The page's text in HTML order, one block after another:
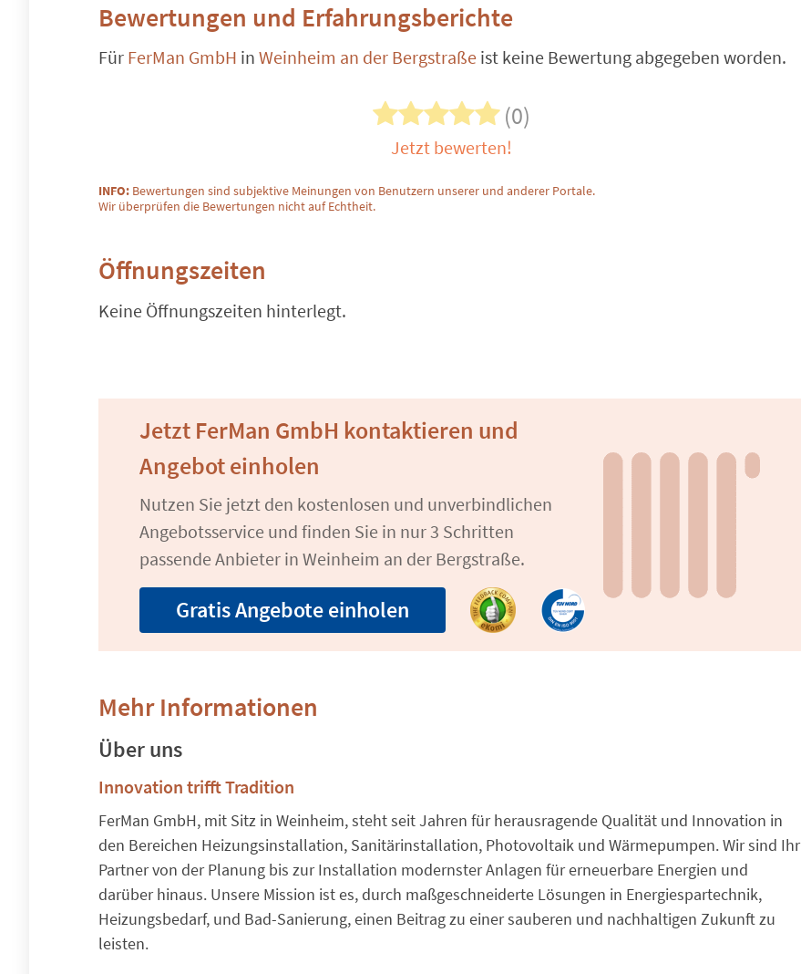
Bewertungen und Erfahrungsberichte
Für FerMan GmbH in Weinheim an der Bergstraße ist keine Bewertung abgegeben worden.
(0)
Jetzt bewerten!
INFO: Bewertungen sind subjektive Meinungen von Benutzern unserer und anderer Portale.
Wir überprüfen die Bewertungen nicht auf Echtheit.
Öffnungszeiten
Keine Öffnungszeiten hinterlegt.
Jetzt FerMan GmbH kontaktieren und
Angebot einholen
Nutzen Sie jetzt den kostenlosen und unverbindlichen
Angebotsservice und finden Sie in nur 3 Schritten
passende Anbieter in Weinheim an der Bergstraße.
Gratis Angebote einholen
Mehr Informationen
Über uns
Innovation trifft Tradition
FerMan GmbH, mit Sitz in Weinheim, steht seit Jahren für herausragende Qualität und Innovation in
den Bereichen Heizungsinstallation, Sanitärinstallation, Photovoltaik und Wärmepumpen. Wir sind Ihr
Partner von der Planung bis zur Installation modernster Anlagen für erneuerbare Energien und
darüber hinaus. Unsere Mission ist es, durch maßgeschneiderte Lösungen in Energiespartechnik,
Heizungsbedarf, und Bad-Sanierung, einen Beitrag zu einer sauberen und nachhaltigen Zukunft zu
leisten.